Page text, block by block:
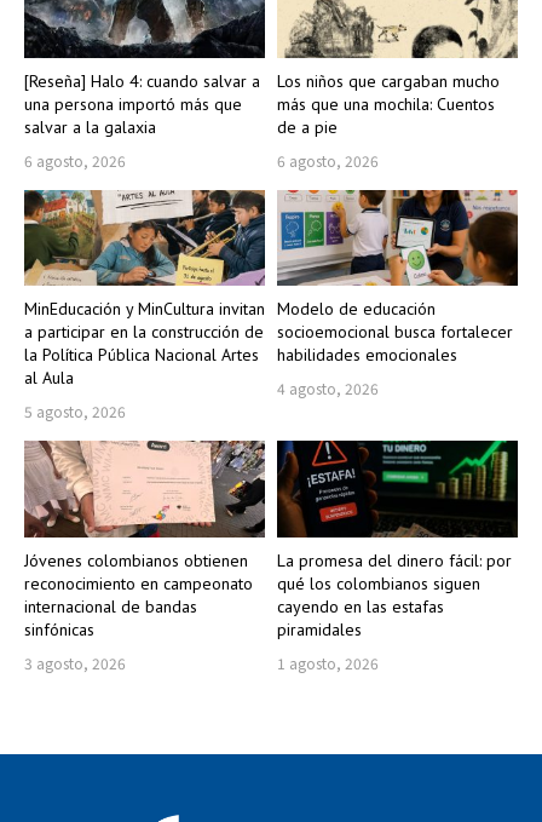
[Reseña] Halo 4: cuando salvar a
una persona importó más que
salvar a la galaxia
6 agosto, 2026
Los niños que cargaban mucho
más que una mochila: Cuentos
de a pie
6 agosto, 2026
MinEducación y MinCultura invitan
a participar en la construcción de
la Política Pública Nacional Artes
al Aula
5 agosto, 2026
Modelo de educación
socioemocional busca fortalecer
habilidades emocionales
4 agosto, 2026
Jóvenes colombianos obtienen
reconocimiento en campeonato
internacional de bandas
sinfónicas
3 agosto, 2026
La promesa del dinero fácil: por
qué los colombianos siguen
cayendo en las estafas
piramidales
1 agosto, 2026